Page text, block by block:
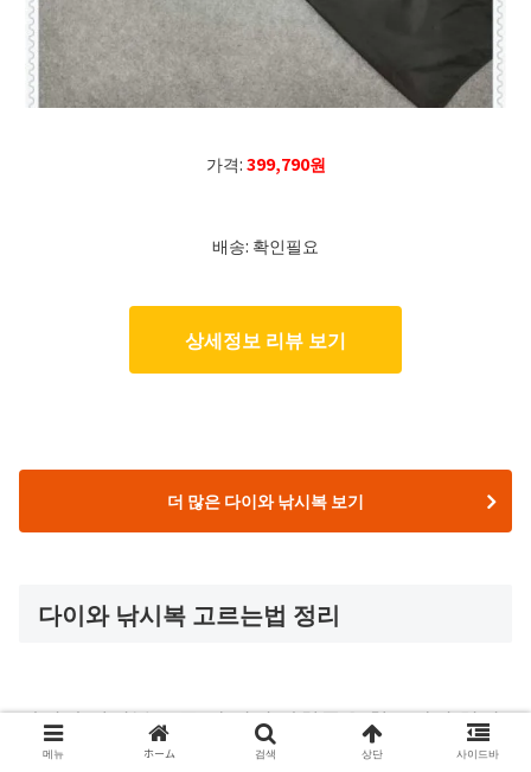
가격:399,790원
배송: 확인필요
상세정보 리뷰 보기
더 많은 다이와 낚시복 보기
다이와 낚시복 고르는법 정리
다이와 낚시복 고를 때 위의 사항들을 참고해서 현명
메뉴 ホーム 검색 상단 사이드바